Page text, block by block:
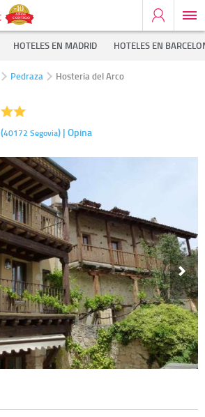
HOTELES EN MADRID HOTELES EN
Pedraza Hosteria del Arco
(40172 Segovia) | Opina